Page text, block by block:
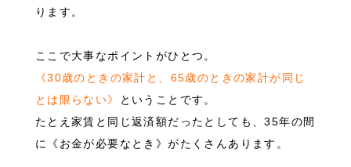
ります。
ここで大事なポイントがひとつ。
《30歳のときの家計と、65歳のときの家計が同じ
とは限らない》
ということです。
たとえ家賃と同じ返済額だったとしても、35年の間
に《お金が必要なとき》がたくさんあります。